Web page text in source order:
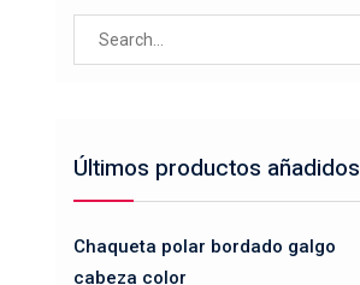
Últimos productos añadidos
Chaqueta polar bordado galgo
cabeza color